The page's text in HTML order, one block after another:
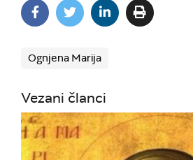
Ognjena Marija
Vezani članci